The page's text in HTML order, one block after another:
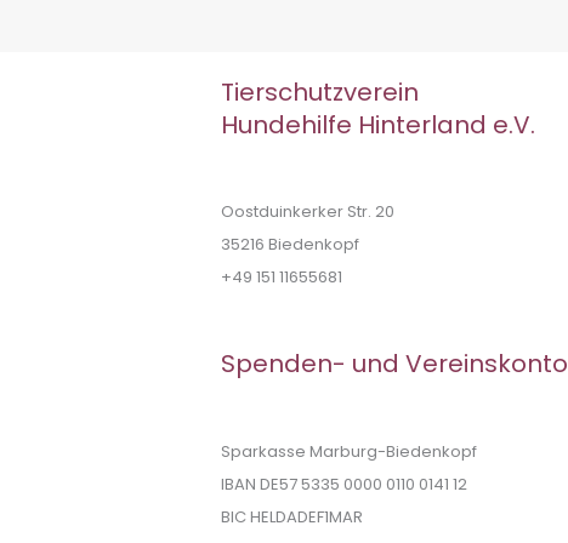
Tierschutzverein
Hundehilfe Hinterland e.V.
Oostduinkerker Str. 20
35216 Biedenkopf
+49 151 11655681
Spenden- und Vereinskonto
Sparkasse Marburg-Biedenkopf
IBAN DE57 5335 0000 0110 0141 12
BIC HELDADEF1MAR